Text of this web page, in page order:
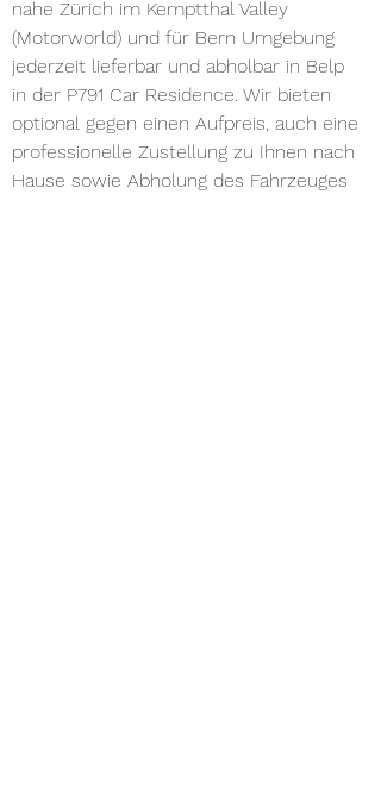
nahe Zürich im Kemptthal Valley
(Motorworld) und für Bern Umgebung
jederzeit lieferbar und abholbar in Belp
in der P791 Car Residence. Wir bieten
optional gegen einen Aufpreis, auch eine
professionelle Zustellung zu Ihnen nach
Hause sowie Abholung des Fahrzeuges